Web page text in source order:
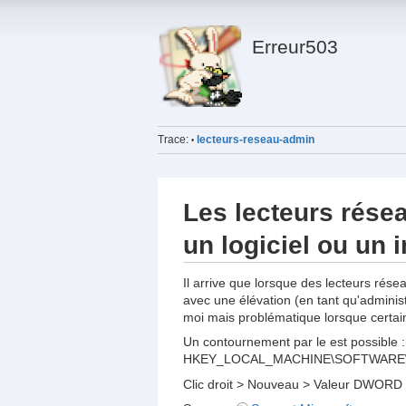
Erreur503
Trace: • lecteurs-reseau-admin
Les lecteurs
un logiciel ou un
Il arrive que lorsque des lecteurs
avec une élévation (en tant
moi mais problématique lorsque
Un contournement par le est possible
Clic droit > Nouveau > Valeur